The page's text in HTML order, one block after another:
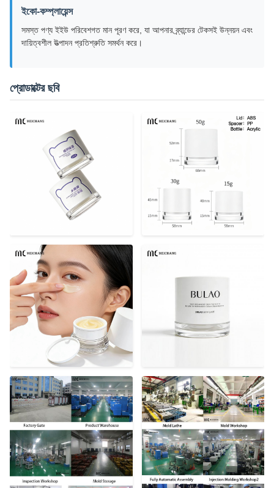
ইকো-কম্প্লায়েন্স
সমস্ত পণ্য ইইউ পরিবেশগত মান পূরণ করে, যা আপনার ব্র্যান্ডের টেকসই উন্নয়ন এবং
দায়িত্বশীল উত্পাদন প্রতিশ্রুতি সমর্থন করে।
প্রোডাক্টের ছবি